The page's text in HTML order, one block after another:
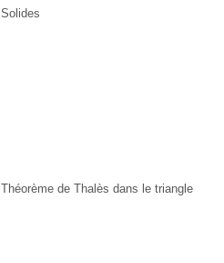
Solides
Théorème de Thalès dans le triangle